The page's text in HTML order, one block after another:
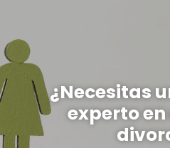
¿Necesitas
experto